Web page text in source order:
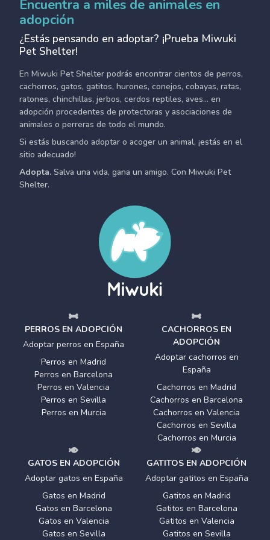
Encuentra a miles de animales en
adopción
¿Estás pensando en adoptar? ¡Prueba Miwuki
Pet Shelter!
En Miwuki Pet Shelter podrás encontrar cientos de perros,
cachorros, gatos, gatitos, hurones, conejos, cobayas, ratas,
ratones, chinchillas, jerbos, cerdos reptiles, aves... en
adopción procedentes de protectoras y asociaciones de
animales o perreras de todo el mundo.
Si estás buscando adoptar o acoger un animal, ¡estás en el
sitio adecuado!
Adopta. Salva una vida, gana un amigo. Con Miwuki Pet
Shelter.
PERROS EN ADOPCIÓN
Adoptar perros en España
Perros en Madrid
Perros en Barcelona
Perros en Valencia
Perros en Sevilla
Perros en Murcia
CACHORROS EN
ADOPCIÓN
Adoptar cachorros en
España
Cachorros en Madrid
Cachorros en Barcelona
Cachorros en Valencia
Cachorros en Sevilla
Cachorros en Murcia
GATOS EN ADOPCIÓN
Adoptar gatos en España
Gatos en Madrid
Gatos en Barcelona
Gatos en Valencia
Gatos en Sevilla
GATITOS EN ADOPCIÓN
Adoptar gatitos en España
Gatitos en Madrid
Gatitos en Barcelona
Gatitos en Valencia
Gatitos en Sevilla